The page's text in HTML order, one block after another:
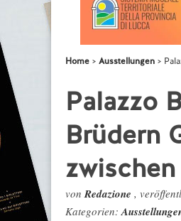
Home Ausstellungen
Palazzo
Brüdern
vonRedazione ,
Kategorien: